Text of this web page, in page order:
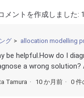
メントを作成しました:
グ allocation modelling
be helpful.How do I
a wrong
Tamura 10 か月前 0 件